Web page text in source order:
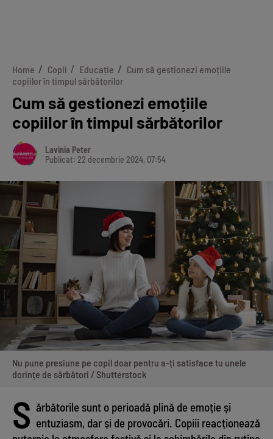
Home Copii Educație
Cum să gestionezi emoțiile
copiilor în timpul sărbătorilor
Cum să gestionezi emoțiile
copiilor în timpul sărbătorilor
Lavinia Peter
Publicat: 22 decembrie 2024, 07:54
Nu pune presiune pe copil doar pentru a-ți satisface tu unele
dorințe de sărbători / Shutterstock
S ărbătorile sunt o perioadă plină de emoție și
entuziasm, dar și de provocări. Copiii reacționează